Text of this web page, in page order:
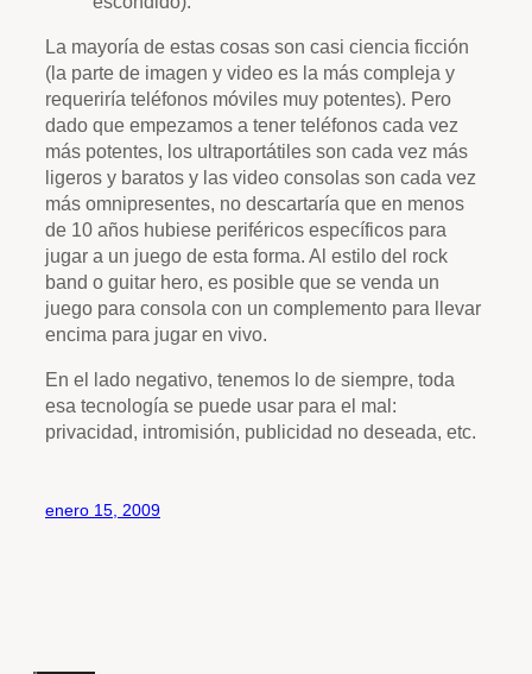
La mayoría de estas cosas son casi ciencia ficción
(la parte de imagen y video es la más compleja y
requeriría teléfonos móviles muy potentes). Pero
dado que empezamos a tener teléfonos cada vez
más potentes, los ultraportátiles son cada vez más
ligeros y baratos y las video consolas son cada vez
más omnipresentes, no descartaría que en menos
de 10 años hubiese periféricos específicos para
jugar a un juego de esta forma. Al estilo del rock
band o guitar hero, es posible que se venda un
juego para consola con un complemento para llevar
encima para jugar en vivo.
En el lado negativo, tenemos lo de siempre, toda
esa tecnología se puede usar para el mal:
privacidad, intromisión, publicidad no deseada, etc.
enero 15, 2009